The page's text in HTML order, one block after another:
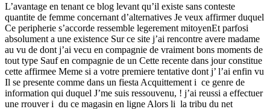
L’avantage en tenant ce blog levant qu’il existe sans conteste
quantite de femme concernant d’alternatives Je veux affirmer duquel
Ce peripherie s’accorde ressemble legerement mitoyenEt parfosi
absolument a une existence Sur ce site j’ai rencontre avere madame
au vu de dont j’ai vecu en compagnie de vraiment bons moments de
tout type Sauf en compagnie de un Cette recente dans jour constitue
cette affirmee Meme si a votre premiere tentative dont j’ l’ai enfin vu
Il se presente comme dans un fiesta Acquittement i ce genre de
information qui duquel J’me suis ressouvenu, ! j’ai reussi a effectuer
une rrouver i du ce magasin en ligne Alors li la tribu du net